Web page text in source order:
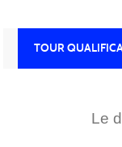
TOUR
Le